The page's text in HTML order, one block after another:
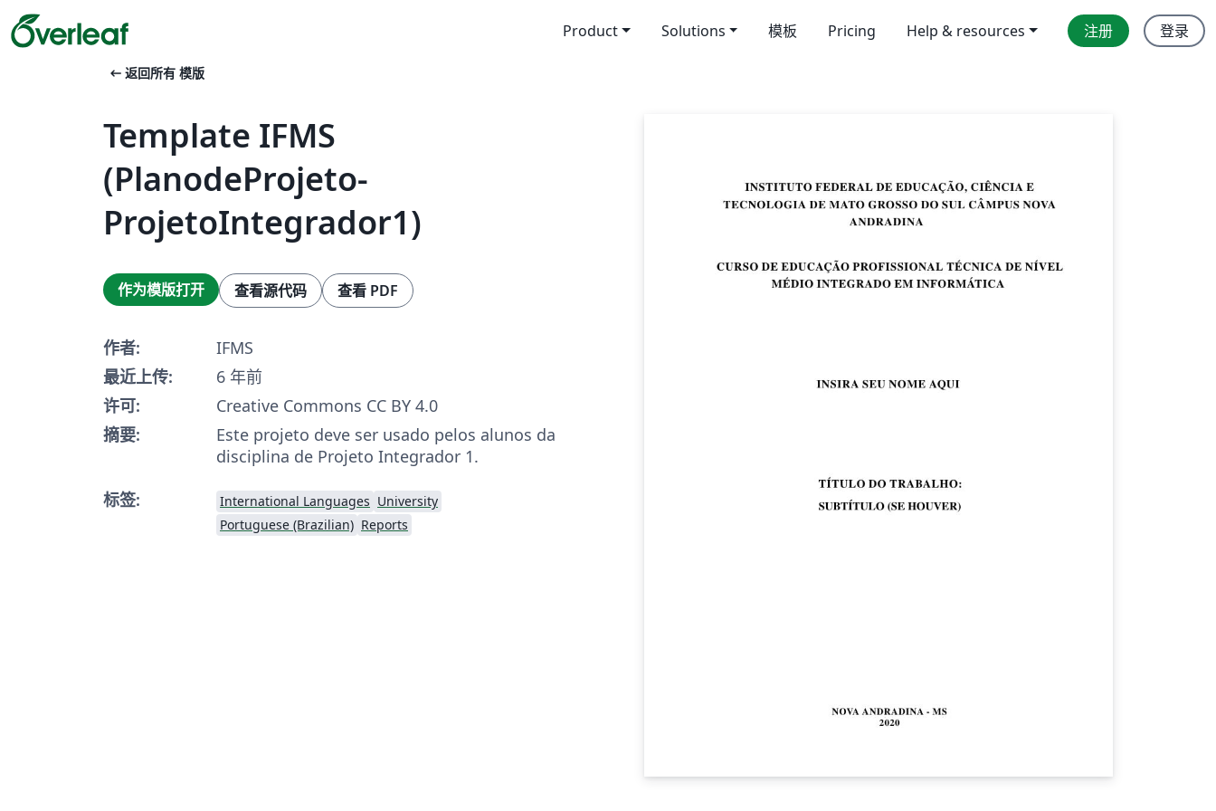
Product Solutions 模板 Pricing Help & resources 注册 登录
arrow_left_alt 返回所有 模版
Template IFMS
(PlanodeProjeto-
ProjetoIntegrador1)
作为模版打开 查看源代码 查看 PDF
作者:
IFMS
最近上传:
6 年前
许可:
Creative Commons CC BY 4.0
摘要:
Este projeto deve ser usado pelos alunos da
disciplina de Projeto Integrador 1.
标签:
International Languages University
Portuguese (Brazilian) Reports